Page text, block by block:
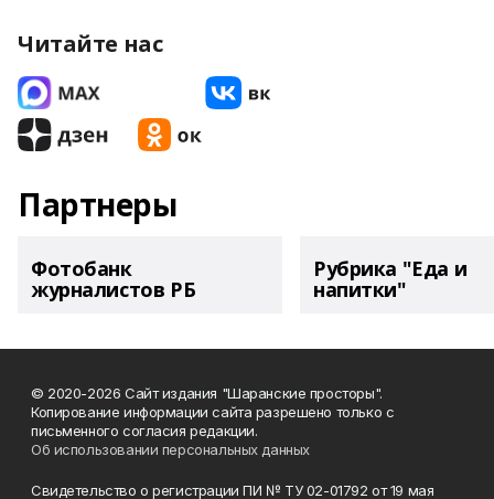
Читайте нас
Партнеры
Фотобанк
журналистов РБ
Рубрика "Еда и
напитки"
© 2020-2026 Сайт издания "Шаранские просторы".
Копирование информации сайта разрешено только с
письменного согласия редакции.
Об использовании персональных данных
Свидетельство о регистрации ПИ № ТУ 02-01792 от 19 мая